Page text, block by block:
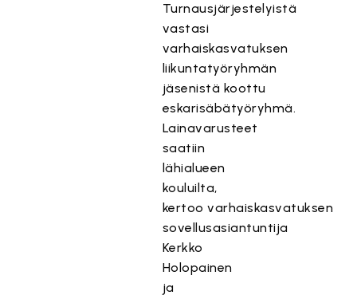
Turnausjärjestelyistä
vastasi
varhaiskasvatuksen
liikuntatyöryhmän
jäsenistä koottu
eskarisäbätyöryhmä.
Lainavarusteet
saatiin
lähialueen
kouluilta,
kertoo varhaiskasvatuksen
sovellusasiantuntija
Kerkko
Holopainen
ja